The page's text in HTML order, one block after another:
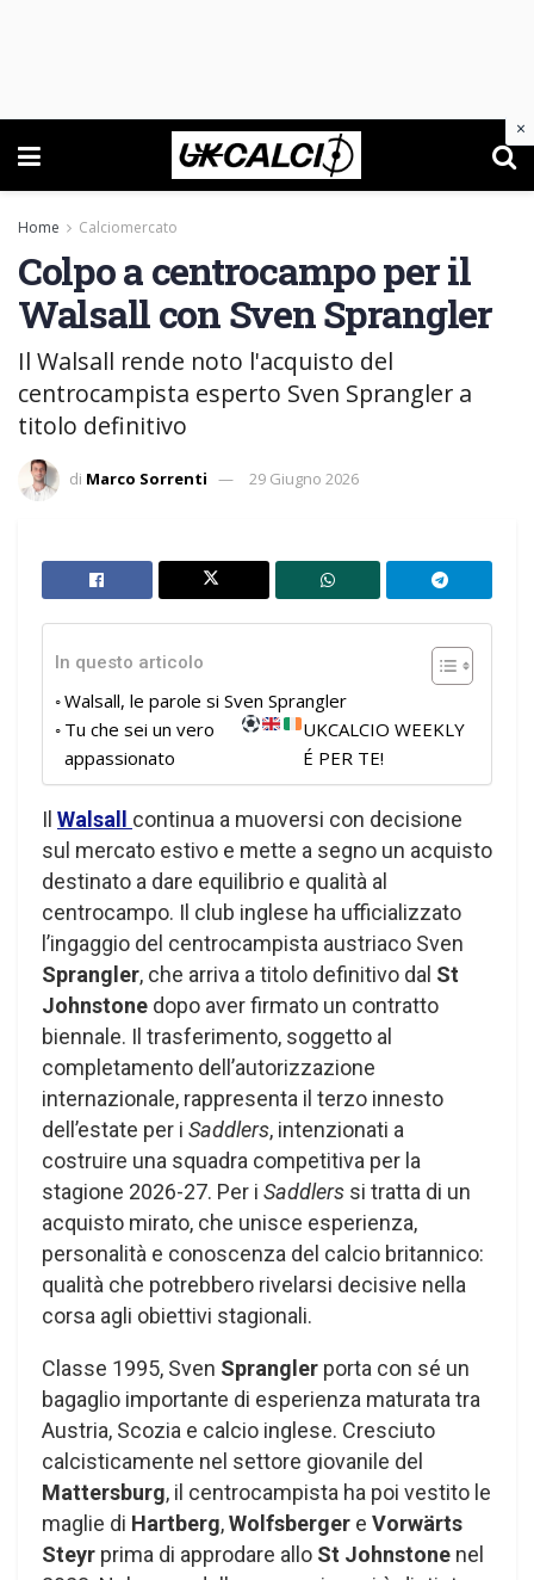
Home Calciomercato
Colpo a centrocampo per il
Walsall con Sven Sprangler
Il Walsall rende noto l'acquisto del
centrocampista esperto Sven Sprangler a
titolo definitivo
di Marco Sorrenti 29 Giugno 2026
In questo articolo
Walsall, le parole si Sven Sprangler
Tu che sei un vero
appassionato
UKCALCIO WEEKLY
É PER TE!
Il Walsall continua a muoversi con decisione
sul mercato estivo e mette a segno un acquisto
destinato a dare equilibrio e qualità al
centrocampo. Il club inglese ha ufficializzato
l’ingaggio del centrocampista austriaco Sven
Sprangler, che arriva a titolo definitivo dal St
Johnstone dopo aver firmato un contratto
biennale. Il trasferimento, soggetto al
completamento dell’autorizzazione
internazionale, rappresenta il terzo innesto
dell’estate per i Saddlers, intenzionati a
costruire una squadra competitiva per la
stagione 2026-27. Per i Saddlers si tratta di un
acquisto mirato, che unisce esperienza,
personalità e conoscenza del calcio britannico:
qualità che potrebbero rivelarsi decisive nella
corsa agli obiettivi stagionali.
Classe 1995, Sven Sprangler porta con sé un
bagaglio importante di esperienza maturata tra
Austria, Scozia e calcio inglese. Cresciuto
calcisticamente nel settore giovanile del
Mattersburg, il centrocampista ha poi vestito le
maglie di Hartberg,Wolfsberger e Vorwärts
Steyr prima di approdare allo St Johnstone nel
×